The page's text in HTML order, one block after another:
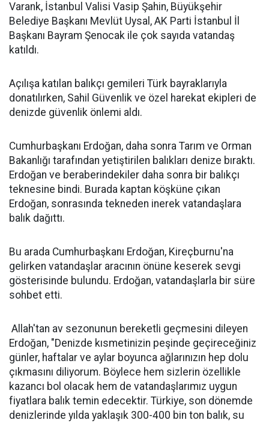
Varank, İstanbul Valisi Vasip Şahin, Büyükşehir
Belediye Başkanı Mevlüt Uysal, AK Parti İstanbul İl
Başkanı Bayram Şenocak ile çok sayıda vatandaş
katıldı.
Açılışa katılan balıkçı gemileri Türk bayraklarıyla
donatılırken, Sahil Güvenlik ve özel harekat ekipleri de
denizde güvenlik önlemi aldı.
Cumhurbaşkanı Erdoğan, daha sonra Tarım ve Orman
Bakanlığı tarafından yetiştirilen balıkları denize bıraktı.
Erdoğan ve beraberindekiler daha sonra bir balıkçı
teknesine bindi. Burada kaptan köşküne çıkan
Erdoğan, sonrasında tekneden inerek vatandaşlara
balık dağıttı.
Bu arada Cumhurbaşkanı Erdoğan, Kireçburnu'na
gelirken vatandaşlar aracının önüne keserek sevgi
gösterisinde bulundu. Erdoğan, vatandaşlarla bir süre
sohbet etti.
Allah'tan av sezonunun bereketli geçmesini dileyen
Erdoğan, "Denizde kısmetinizin peşinde geçireceğiniz
günler, haftalar ve aylar boyunca ağlarınızın hep dolu
çıkmasını diliyorum. Böylece hem sizlerin özellikle
kazancı bol olacak hem de vatandaşlarımız uygun
fiyatlara balık temin edecektir. Türkiye, son dönemde
denizlerinde yılda yaklaşık 300-400 bin ton balık, su